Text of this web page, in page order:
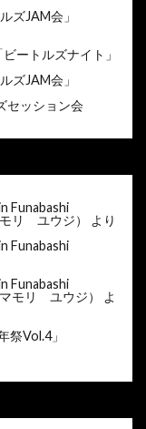
ズJAM会」
ートルズナイト」
ズJAM会」
セッション会
Funabashi
リ ユウジ）
より
Funabashi
Funabashi
リ ユウジ）
よ
祭Vol.4」